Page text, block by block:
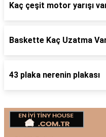
Kaç çeşit motor yarışı
Baskette Kaç Uzatma
43 plaka nerenin plakası